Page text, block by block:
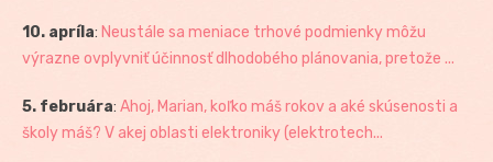
10. apríla: Neustále sa meniace trhové podmienky môžu
výrazne ovplyvniť účinnosť dlhodobého plánovania, pretože ...
5. februára: Ahoj, Marian, koľko máš rokov a aké skúsenosti a
školy máš? V akej oblasti elektroniky (elektrotech...